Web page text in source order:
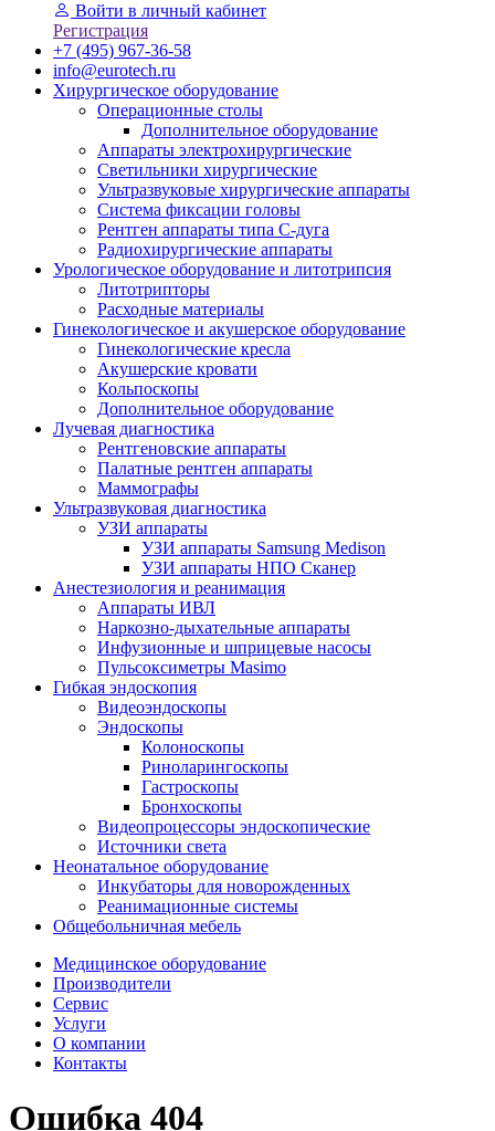
Войти в личный кабинет
Регистрация
+7 (495) 967-36-58
info@eurotech.ru
Хирургическое оборудование
Операционные столы
Дополнительное оборудование
Аппараты электрохирургические
Светильники хирургические
Ультразвуковые хирургические аппараты
Система фиксации головы
Рентген аппараты типа С-дуга
Радиохирургические аппараты
Урологическое оборудование и литотрипсия
Литотрипторы
Расходные материалы
Гинекологическое и акушерское оборудование
Гинекологические кресла
Акушерские кровати
Кольпоскопы
Дополнительное оборудование
Лучевая диагностика
Рентгеновские аппараты
Палатные рентген аппараты
Маммографы
Ультразвуковая диагностика
УЗИ аппараты
УЗИ аппараты Samsung Medison
УЗИ аппараты НПО Сканер
Анестезиология и реанимация
Аппараты ИВЛ
Наркозно-дыхательные аппараты
Инфузионные и шприцевые насосы
Пульсоксиметры Masimo
Гибкая эндоскопия
Видеоэндоскопы
Эндоскопы
Колоноскопы
Риноларингоскопы
Гастроскопы
Бронхоскопы
Видеопроцессоры эндоскопические
Источники света
Неонатальное оборудование
Инкубаторы для новорожденных
Реанимационные системы
Общебольничная мебель
Медицинское оборудование
Производители
Сервис
Услуги
О компании
Контакты
Ошибка 404